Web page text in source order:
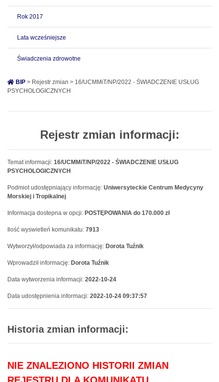
Rok 2017
Lata wcześniejsze
Świadczenia zdrowotne
BIP > Rejestr zmian > 16/UCMMiT/NP/2022 - ŚWIADCZENIE USŁUG
PSYCHOLOGICZNYCH
Rejestr zmian informacji:
Temat informacji: 16/UCMMiT/NP/2022 - ŚWIADCZENIE USŁUG
PSYCHOLOGICZNYCH
Podmiot udostępniający informację: Uniwersyteckie Centrum Medycyny
Morskiej i Tropikalnej
Informacja dostepna w opcji: POSTĘPOWANIA do 170.000 zł
Ilość wyswietleń komunikatu: 7913
Wytworzył/odpowiada za informację: Dorota Tuźnik
Wprowadził informację: Dorota Tuźnik
Data wytworzenia informacji: 2022-10-24
Data udostępnienia informacji: 2022-10-24 09:37:57
Historia zmian informacji:
NIE ZNALEZIONO HISTORII ZMIAN